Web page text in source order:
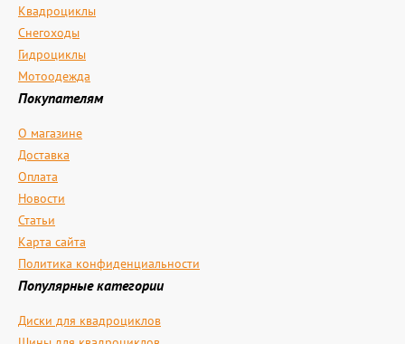
Квадроциклы
Снегоходы
Гидроциклы
Мотоодежда
Покупателям
О магазине
Доставка
Оплата
Новости
Статьи
Карта сайта
Политика конфиденциальности
Популярные категории
Диски для квадроциклов